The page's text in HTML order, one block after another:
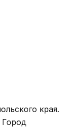
края.
Город